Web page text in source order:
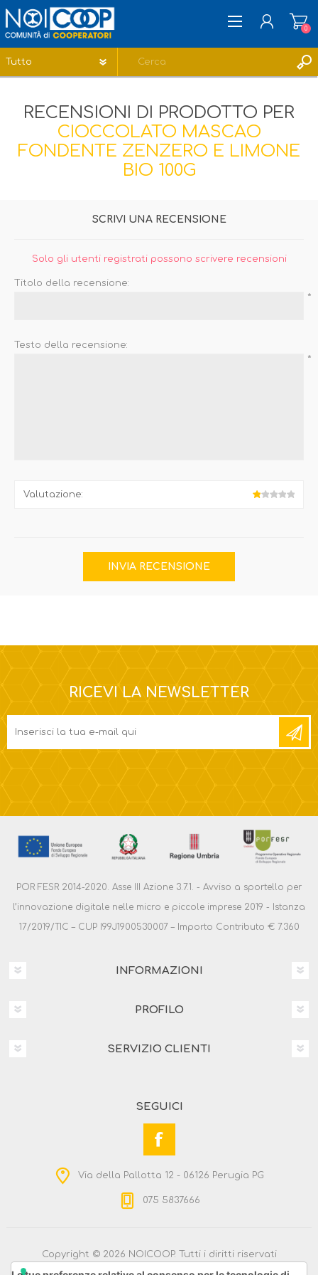
ACCESSO
LISTA DEI DESIDERI
0
RECENSIONI DI PRODOTTO PER
CIOCCOLATO MASCAO
FONDENTE ZENZERO E LIMONE
BIO 100G
SCRIVI UNA RECENSIONE
Solo gli utenti registrati possono scrivere recensioni
Titolo della recensione:
*
Testo della recensione:
*
Valutazione:
RICEVI LA NEWSLETTER
POR FESR 2014-2020. Asse III Azione 3.7.1. - Avviso a sportello per
l’innovazione digitale nelle micro e piccole imprese 2019 - Istanza
17/2019/TIC – CUP I99J1900530007 – Importo Contributo € 7.360
INFORMAZIONI
PROFILO
SERVIZIO CLIENTI
SEGUICI
Via della Pallotta 12 - 06126 Perugia PG
075 5837666
Copyright © 2026 NOICOOP. Tutti i diritti riservati